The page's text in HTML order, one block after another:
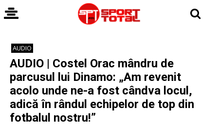
AUDIO
AUDIO | Costel Orac mândru de
parcusul lui Dinamo: „Am revenit
acolo unde ne-a fost cândva locul,
adică în rândul echipelor de top din
fotbalul nostru!”